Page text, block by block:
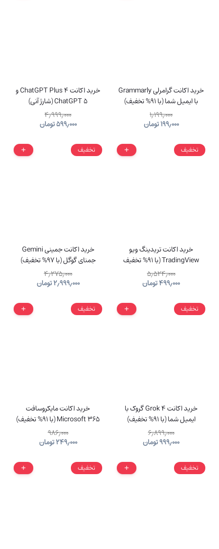
خرید اکانت گرامرلی Grammarly
با ایمیل شما (با 91% تخفیف)
۱٫۱۹۹٫۰۰۰
۱۹۹٫۰۰۰تومان
خرید اکانت ChatGPT Plus 4 و
ChatGPT 5 (شارژ آنی)
۴٫۹۹۹٫۰۰۰
۵۹۹٫۰۰۰تومان
تخفیف
خرید اکانت تریدینگ ویو
TradingView (با 91% تخفیف
ویژه)
۵٫۵۲۴٫۰۰۰
۴۹۹٫۰۰۰تومان
تخفیف
خرید اکانت جمینی Gemini
جمنای گوگل (با 97% تخفیف)
۴٫۲۷۵٫۰۰۰
۲٫۹۹۹٫۰۰۰تومان
تخفیف
خرید اکانت Grok 4 گروک با
ایمیل شما (با 91% تخفیف)
۶٫۸۹۹٫۰۰۰
۹۹۹٫۰۰۰تومان
تخفیف
خرید اکانت مایکروسافت
Microsoft 365 (با 91% تخفیف)
۹۸۶٫۰۰۰
۲۴۹٫۰۰۰تومان
تخفیف تخفیف